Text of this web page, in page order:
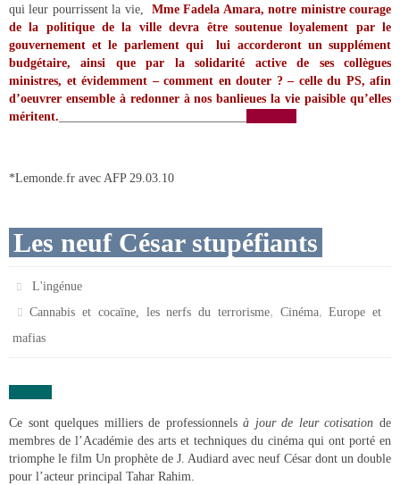
qui leur pourrissent la vie, Mme Fadela Amara, notre ministre courage
de la politique de la ville devra être soutenue loyalement par le
gouvernement et le parlement qui lui accorderont un supplément
budgétaire, ainsi que par la solidarité active de ses collègues
ministres, et évidemment – comment en douter ? – celle du PS, afin
d’oeuvrer ensemble à redonner à nos banlieues la vie paisible qu’elles
méritent.
*Lemonde.fr avec AFP 29.03.10
Les neuf César stupéfiants
L'ingénue
Cannabis et cocaïne, les nerfs du terrorisme, Cinéma,Europe et
mafias
Ce sont quelques milliers de professionnelsà jour de leur cotisation de
membres de l’Académie des arts et techniques du cinéma qui ont porté en
triomphe le film Un prophète de J. Audiard avec neuf César dont un double
pour l’acteur principal Tahar Rahim.